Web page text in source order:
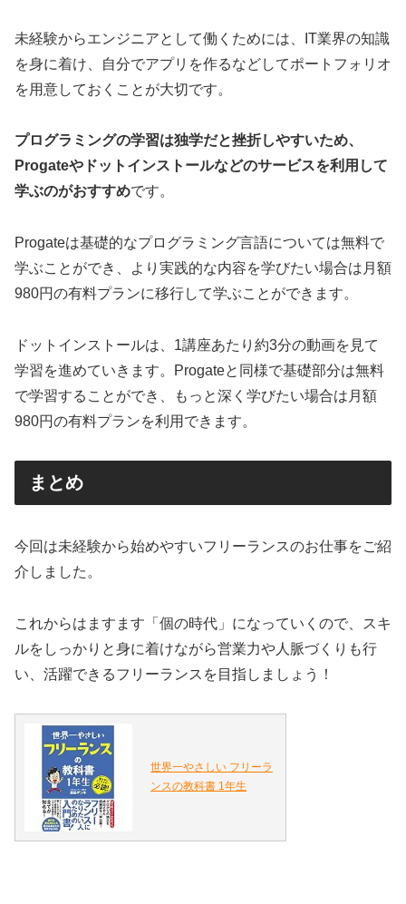
未経験からエンジニアとして働くためには、IT業界の知識
を身に着け、自分でアプリを作るなどしてポートフォリオ
を用意しておくことが大切です。
プログラミングの学習は独学だと挫折しやすいため、
Progateやドットインストールなどのサービスを利用して
学ぶのがおすすめです。
Progateは基礎的なプログラミング言語については無料で
学ぶことができ、より実践的な内容を学びたい場合は月額
980円の有料プランに移行して学ぶことができます。
ドットインストールは、1講座あたり約3分の動画を見て
学習を進めていきます。Progateと同様で基礎部分は無料
で学習することができ、もっと深く学びたい場合は月額
980円の有料プランを利用できます。
まとめ
今回は未経験から始めやすいフリーランスのお仕事をご紹
介しました。
これからはますます「個の時代」になっていくので、スキ
ルをしっかりと身に着けながら営業力や人脈づくりも行
い、活躍できるフリーランスを目指しましょう！
世界一やさしい フリーラ
ンスの教科書 1年生